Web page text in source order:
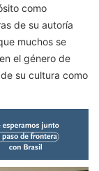
como
de su autoría
muchos se
el género de
su cultura como